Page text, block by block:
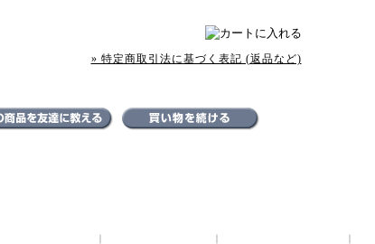
» 特定商取引法に基づく表記 (返品など)